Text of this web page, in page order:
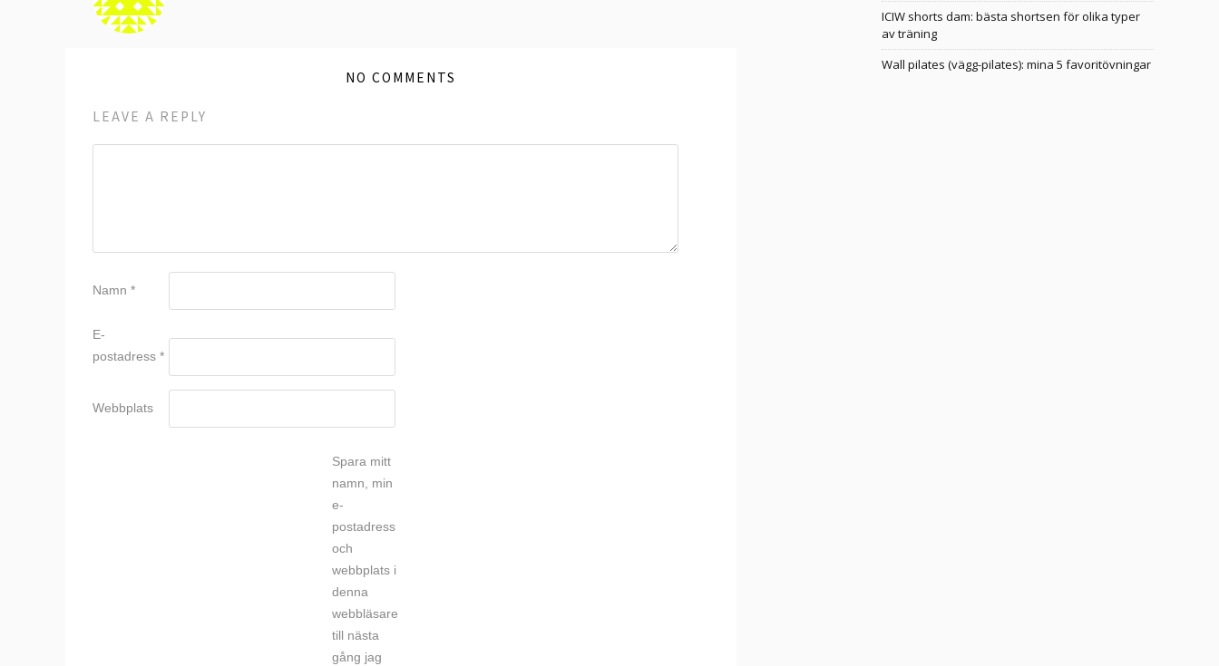
NO COMMENTS
LEAVE A REPLY
Namn *
E-
postadress *
Webbplats
Spara mitt
namn, min
e-
postadress
och
webbplats i
denna
webbläsare
till nästa
gång jag
ICIW shorts dam: bästa shortsen för olika typer
av träning
Wall pilates (vägg-pilates): mina 5 favoritövningar